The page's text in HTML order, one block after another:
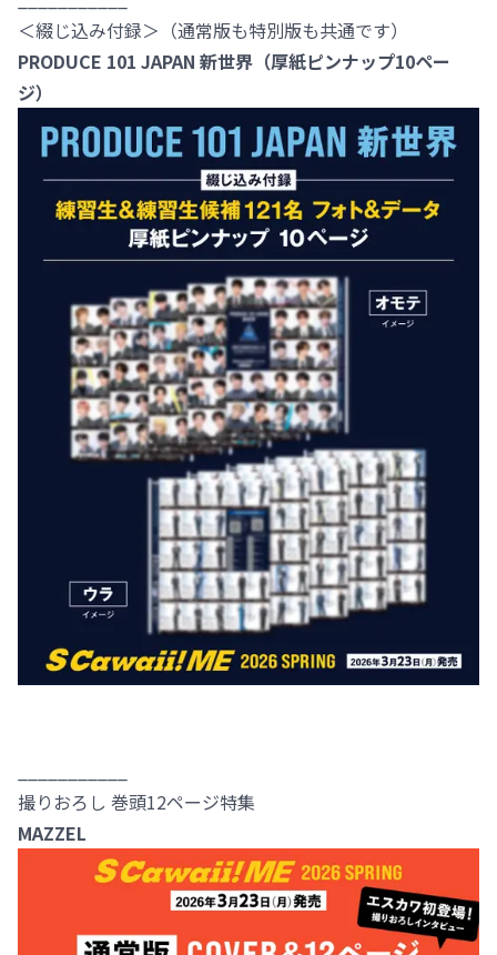
＜綴じ込み付録＞（通常版も特別版も共通です）
PRODUCE 101 JAPAN 新世界 （厚紙ピンナップ10ペー
ジ）
撮りおろし 巻頭12ページ特集
MAZZEL